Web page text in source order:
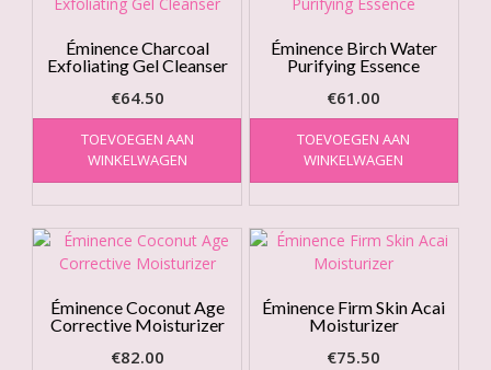
Éminence Charcoal
Exfoliating Gel Cleanser
€64.50
TOEVOEGEN AAN
WINKELWAGEN
Éminence Birch Water
Purifying Essence
€61.00
TOEVOEGEN AAN
WINKELWAGEN
Éminence Coconut Age
Corrective Moisturizer
€82.00
Éminence Firm Skin Acai
Moisturizer
€75.50